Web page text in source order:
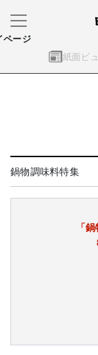
紙面ビ
ページ
鍋物調味料特集
「